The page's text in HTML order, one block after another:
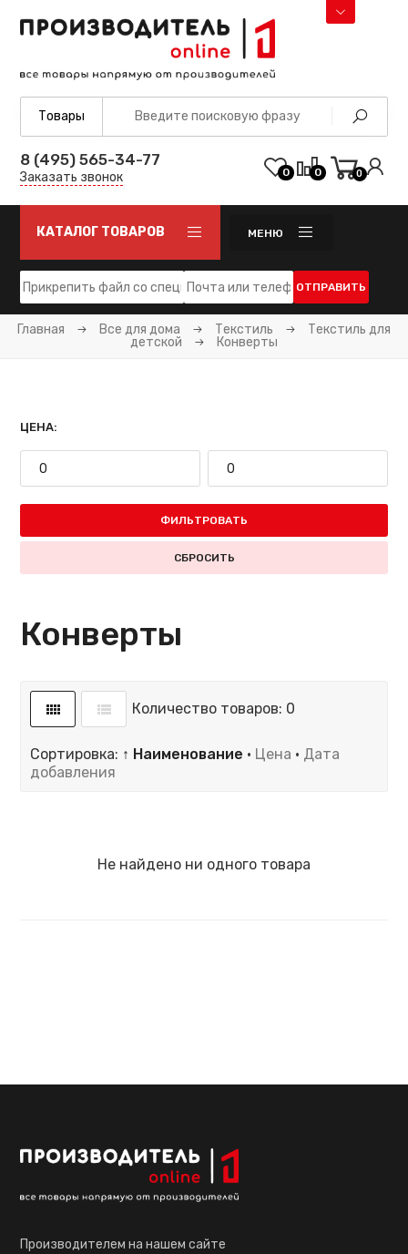
8 (495) 565-34-77
Заказать звонок 0 0 0
КАТАЛОГ ТОВАРОВ МЕНЮ
ОТПРАВИТЬ
Главная Все для дома Текстиль
Текстиль для
детской
Конверты
ЦЕНА:
ФИЛЬТРОВАТЬ
СБРОСИТЬ
Конверты
Количество товаров: 0
Сортировка: ↑ Наименование · Цена · Дата
добавления
Не найдено ни одного товара
Производителем на нашем сайте